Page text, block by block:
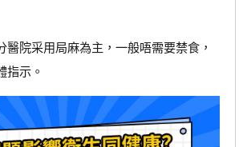
院采用局麻為主，一般唔需要禁食，
指示。